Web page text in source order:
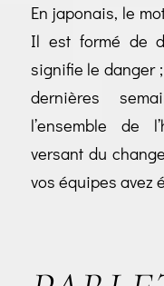
En japonais, le
Il est formé de
signifie le danger
dernières
l’ensemble de
versant du
vos équipes avez